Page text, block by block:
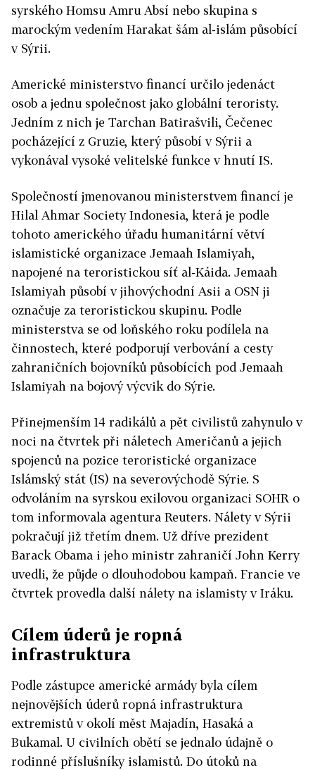
syrského Homsu Amru Absí nebo skupina s
marockým vedením Harakat šám al-islám působící
v Sýrii.
Americké ministerstvo financí určilo jedenáct
osob a jednu společnost jako globální teroristy.
Jedním z nich je Tarchan Batirašvili, Čečenec
pocházející z Gruzie, který působí v Sýrii a
vykonával vysoké velitelské funkce v hnutí IS.
Společností jmenovanou ministerstvem financí je
Hilal Ahmar Society Indonesia, která je podle
tohoto amerického úřadu humanitární větví
islamistické organizace Jemaah Islamiyah,
napojené na teroristickou síť al-Káida. Jemaah
Islamiyah působí v jihovýchodní Asii a OSN ji
označuje za teroristickou skupinu. Podle
ministerstva se od loňského roku podílela na
činnostech, které podporují verbování a cesty
zahraničních bojovníků působících pod Jemaah
Islamiyah na bojový výcvik do Sýrie.
Přinejmenším 14 radikálů a pět civilistů zahynulo v
noci na čtvrtek při náletech Američanů a jejich
spojenců na pozice teroristické organizace
Islámský stát (IS) na severovýchodě Sýrie. S
odvoláním na syrskou exilovou organizaci SOHR o
tom informovala agentura Reuters. Nálety v Sýrii
pokračují již třetím dnem. Už dříve prezident
Barack Obama i jeho ministr zahraničí John Kerry
uvedli, že půjde o dlouhodobou kampaň. Francie ve
čtvrtek provedla další nálety na islamisty v Iráku.
Cílem úderů je ropná
infrastruktura
Podle zástupce americké armády byla cílem
nejnovějších úderů ropná infrastruktura
extremistů v okolí měst Majadín, Hasaká a
Bukamal. U civilních obětí se jednalo údajně o
rodinné příslušníky islamistů. Do útoků na